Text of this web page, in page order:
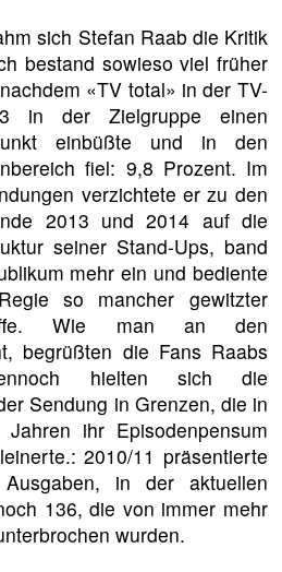
sich Stefan Raab die Kritik
bestand sowieso viel früher
«TV total» in der TV-
in der Zielgruppe einen
einbüßte und in den
fiel: 9,8 Prozent. Im
verzichtete er zu den
2013 und 2014 auf die
seiner Stand-Ups, band
mehr ein und bediente
so mancher gewitzter
Wie man an den
begrüßten die Fans Raabs
hielten sich die
Sendung in Grenzen, die in
ihr Episodenpensum
2010/11 präsentierte
in der aktuellen
136, die von immer mehr
wurden.